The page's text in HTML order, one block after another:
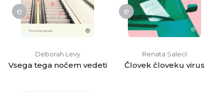
e
Deborah Levy
Vsega tega nočem vedeti
e
Renata Salecl
Človek človeku virus